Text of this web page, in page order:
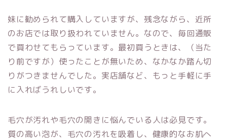
妹に勧められて購入していますが、残念ながら、近所
のお店では取り扱われていません。なので、毎回通販
で買わせてもらっています。最初買うときは、（当た
り前ですが）使ったことが無いため、なかなか踏ん切
りがつきませんでした。実店舗など、もっと手軽に手
に入ればうれしいです。
毛穴が汚れや毛穴の開きに悩んでいる人は必見です。
質の高い泡が、毛穴の汚れを吸着し、健康的なお肌へ